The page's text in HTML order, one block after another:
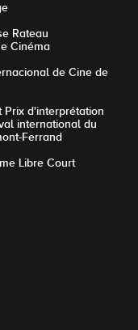
Rateau
Cinéma
de Cine de
Prix d'interprétation
international du
Ferrand
Libre Court